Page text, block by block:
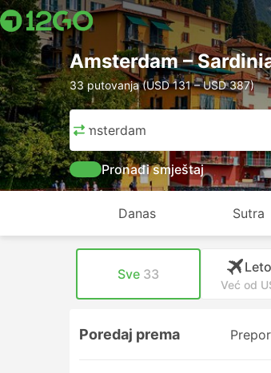
Amsterdam –
33 putovanja (USD 131 – USD 387)
Amsterdam
Pronađi smještaj
Danas Sutra
Sve 33
Već od
Poredaj prema